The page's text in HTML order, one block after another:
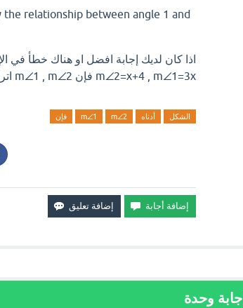
relationship between angle 1 and
اذا كان لديك إجابة افضل او هناك خطأ في
m∠2=x+4 , m∠1=3x فإن m∠1 , m∠2 اترك تعليق فورآ.
الشكل أدناه m∠2
m∠1 فإن
إجابة وحدة